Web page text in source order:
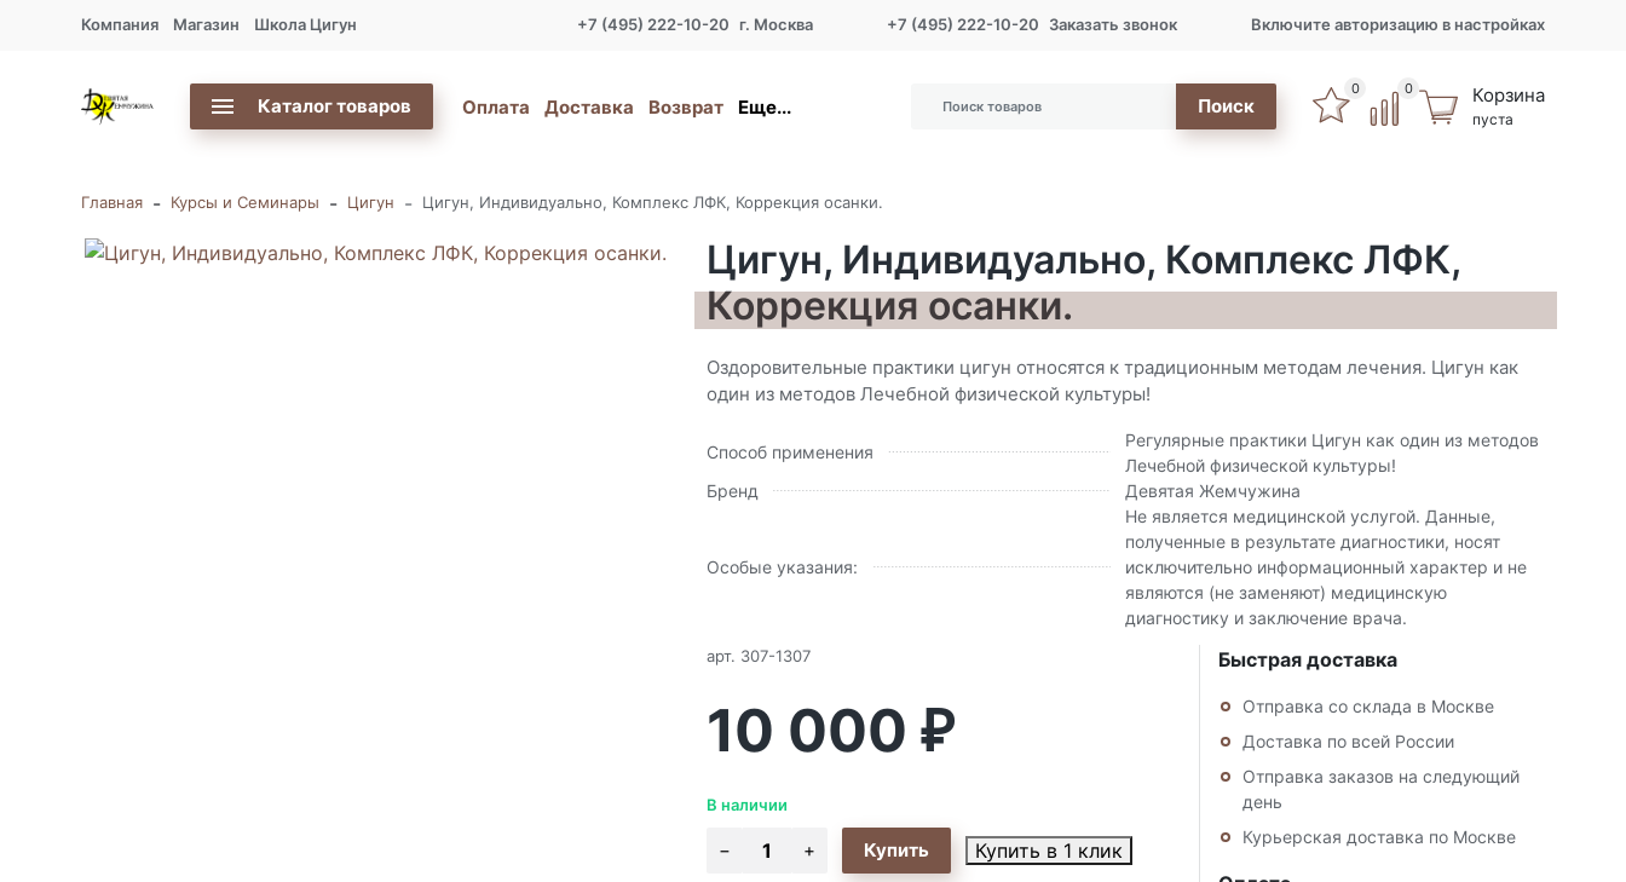
Компания Магазин Школа Цигун +7 (495) 222-10-20 г. Москва +7 (495) 222-10-20 Заказать звонок Включите авторизацию в настройках
Каталог товаров Оплата Доставка Возврат Еще... Поиск
0 0 Корзина
пуста
Главная - Курсы и Семинары - Цигун - Цигун, Индивидуально, Комплекс ЛФК, Коррекция осанки.
Цигун, Индивидуально, Комплекс ЛФК,
Коррекция осанки.
​Оздоровительные практики цигун относятся к традиционным методам лечения. Цигун как
один из методов Лечебной физической культуры!
Способ применения
Регулярные практики Цигун как один из методов
Лечебной физической культуры!
Бренд
Девятая Жемчужина
Особые указания:
Не является медицинской услугой. Данные,
полученные в результате диагностики, носят
исключительно информационный характер и не
являются (не заменяют) медицинскую
диагностику и заключение врача.
арт. 307-1307
10 000 ₽
В наличии
Купить в 1 клик
Быстрая доставка
Отправка со склада в Москве
Доставка по всей России
Отправка заказов на следующий
день
Курьерская доставка по Москве